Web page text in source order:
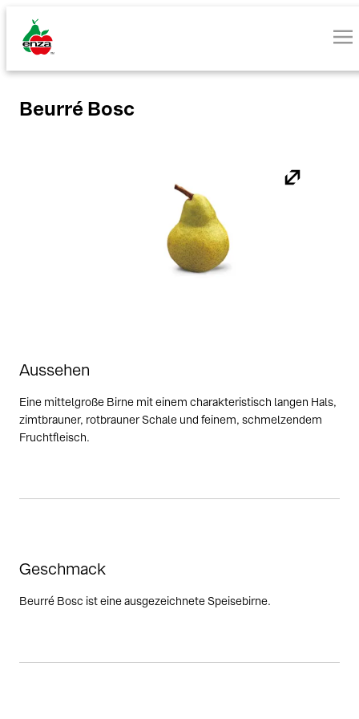
Beurré Bosc
Aussehen
Eine mittelgroße Birne mit einem charakteristisch langen Hals,
zimtbrauner, rotbrauner Schale und feinem, schmelzendem
Fruchtfleisch.
Geschmack
Beurré Bosc ist eine ausgezeichnete Speisebirne.